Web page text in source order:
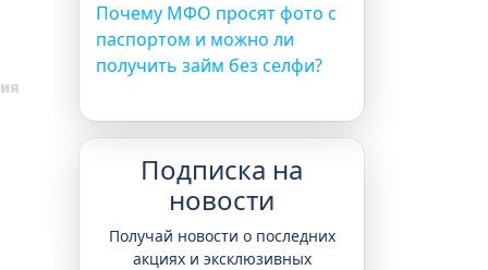
Почему МФО просят фото с
паспортом и можно ли
получить займ без селфи?
Подписка на
новости
Получай новости о последних
акциях и эксклюзивных